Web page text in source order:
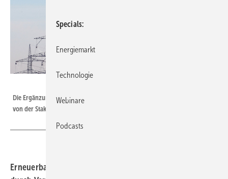
Die Ergänzung des Energy-Only-Markts um ein Vergütungssystem wird
von der Stakeholder-Plattform vorgeschlagen.
Erneuerbare Energien als tragende Säule, Flexibilität
Specials
Energiemarkt
Technologie
Webinare
Podcasts